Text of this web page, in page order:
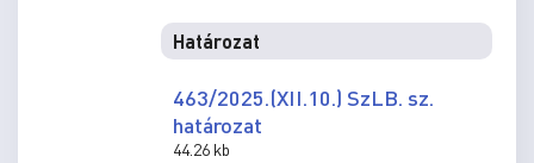
Határozat
463/2025.(XII.10.) SzLB. sz.
határozat
44.26 kb